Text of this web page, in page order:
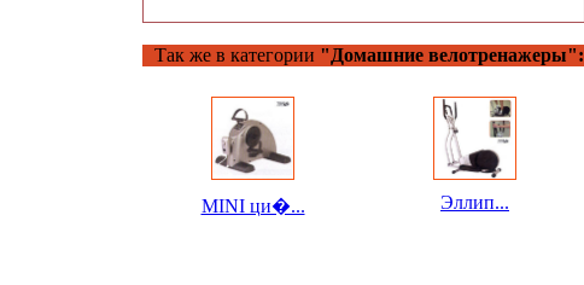
Так же в категории "Домашние велотренажеры":
MINI ци�... Эллип...